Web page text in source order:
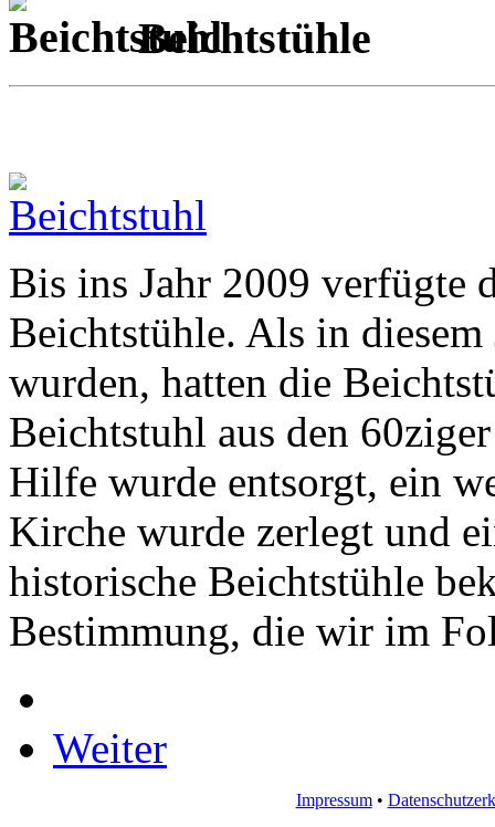
Beichtstühle
Bis ins Jahr 2009 verfügte
Beichtstühle. Als in
wurden, hatten die
Beichtstuhl aus den
Hilfe wurde entsorgt, ein
Kirche wurde zerlegt und
historische Beichtstühle
Bestimmung, die wir im
Weiter
Impressum•